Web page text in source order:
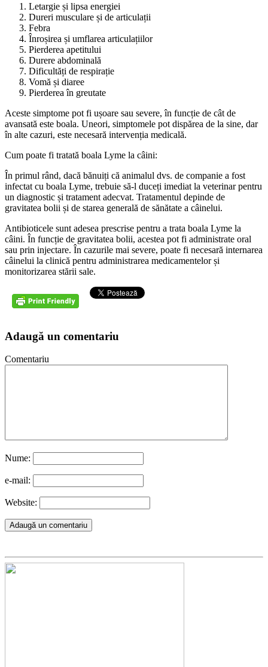
Letargie și lipsa energiei
Dureri musculare și de articulații
Febra
Înroșirea și umflarea articulațiilor
Pierderea apetitului
Durere abdominală
Dificultăți de respirație
Vomă și diaree
Pierderea în greutate
Aceste simptome pot fi ușoare sau severe, în funcție de cât de
avansată este boala. Uneori, simptomele pot dispărea de la sine, dar
în alte cazuri, este necesară intervenția medicală.
Cum poate fi tratată boala Lyme la câini:
În primul rând, dacă bănuiți că animalul dvs. de companie a fost
infectat cu boala Lyme, trebuie să-l duceți imediat la veterinar pentru
un diagnostic și tratament adecvat. Tratamentul depinde de
gravitatea bolii și de starea generală de sănătate a câinelui.
Antibioticele sunt adesea prescrise pentru a trata boala Lyme la
câini. În funcție de gravitatea bolii, acestea pot fi administrate oral
sau prin injectare. În cazurile mai severe, poate fi necesară internarea
câinelui la clinică pentru administrarea medicamentelor și
monitorizarea stării sale.
Adaugă un comentariu
Comentariu
Nume:
e-mail:
Website: